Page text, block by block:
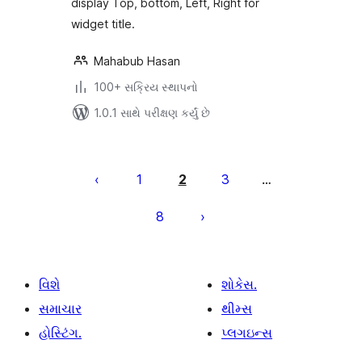
display Top, bottom, Left, Right for
widget title.
Mahabub Hasan
100+ સક્રિય સ્થાપનો
1.0.1 સાથે પરીક્ષણ કર્યું છે
પૃષ્ઠ
1 2 3 …
8
વિશે
સમાચાર
હોસ્ટિંગ.
શોકેસ.
થીમ્સ
પ્લગઇન્સ